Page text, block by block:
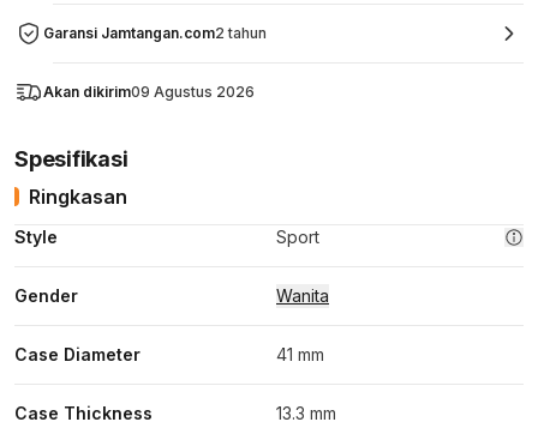
Garansi Jamtangan.com2 tahun
Akan dikirim09 Agustus 2026
Spesifikasi
Ringkasan
Style Sport
Gender Wanita
Case Diameter 41 mm
Case Thickness 13.3 mm